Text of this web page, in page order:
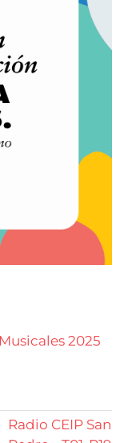
2025
Radio CEIP San